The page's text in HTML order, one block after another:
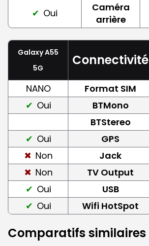
Oui
Caméra
arrière
Galaxy A55
5G
Connectivité
NANO Format SIM
Oui
BTMono
BTStereo
Oui
GPS
Non
Jack
Non
TV Output
Oui
USB
Oui
Wifi HotSpot
Comparatifs similaires